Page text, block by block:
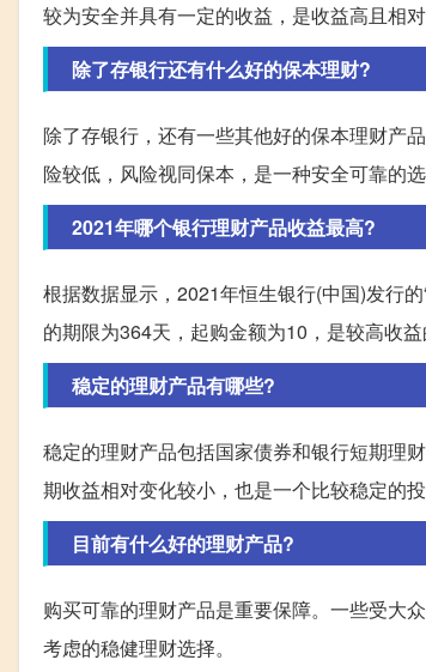
较为安全并具有一定的收益，是收益高且相
除了存银行还有什么好的保本理财?
除了存银行，还有一些其他好的保本理财产
险较低，风险视同保本，是一种安全可靠的选
2021年哪个银行理财产品收益最高?
根据数据显示，2021年恒生银行(中国)发行
的期限为364天，起购金额为10，是较高收益
稳定的理财产品有哪些?
稳定的理财产品包括国家债券和银行短期理
期收益相对变化较小，也是一个比较稳定的投
目前有什么好的理财产品?
购买可靠的理财产品是重要保障。一些受大
考虑的稳健理财选择。